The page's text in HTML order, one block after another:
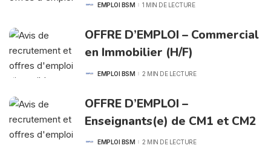
POSTEDEMPLOI BSM 1 MIN DE LECTURE
OFFRE D’EMPLOI – Commercial
en Immobilier (H/F)
POSTEDEMPLOI BSM 2 MIN DE LECTURE
OFFRE D’EMPLOI –
Enseignants(e) de CM1 et CM2
POSTEDEMPLOI BSM 2 MIN DE LECTURE